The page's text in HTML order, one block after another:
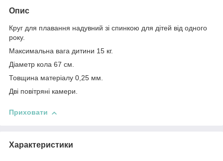
Опис
Круг для плавання надувний зі спинкою для дітей від одного
року.
Максимальна вага дитини 15 кг.
Діаметр кола 67 см.
Товщина матеріалу 0,25 мм.
Дві повітряні камери.
Приховати
Характеристики